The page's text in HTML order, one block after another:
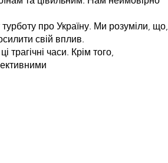
про Україну. Ми розуміли, що,
свій вплив.
часи. Крім того,